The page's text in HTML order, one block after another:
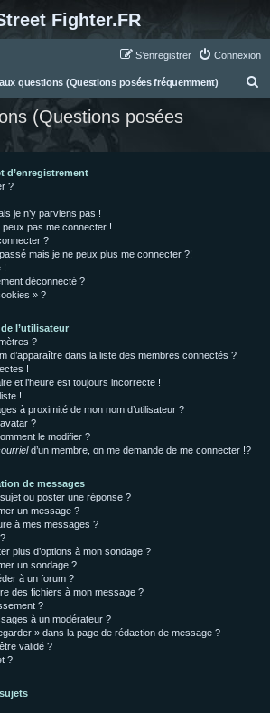
Fighter.FR
Connexion
S’enregistrer
questions (Questions posées fréquemment)
(Questions posées
d’enregistrement
?
je n’y parviens pas !
pas me connecter !
?
mais je ne peux plus me connecter ?!
!
déconnecté ?
» ?
l’utilisateur
?
d’apparaître dans la liste des membres connectés ?
!
et l’heure est toujours incorrecte !
!
à proximité de mon nom d’utilisateur ?
?
le modifier ?
d’un membre, on me demande de me connecter !?
de messages
ou poster une réponse ?
un message ?
à mes messages ?
plus d’options à mon sondage ?
un sondage ?
à un forum ?
des fichiers à mon message ?
?
à un modérateur ?
» dans la page de rédaction de message ?
validé ?
?